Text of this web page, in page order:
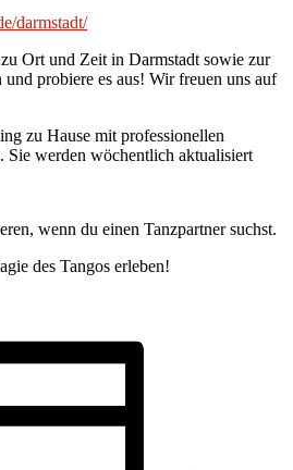
darmstadt/
Ort und Zeit in Darmstadt sowie zur
probiere es aus! Wir freuen uns auf
zu Hause mit professionellen
Sie werden wöchentlich aktualisiert
wenn du einen Tanzpartner suchst.
des Tangos erleben!